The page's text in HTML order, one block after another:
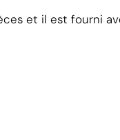
et il est fourni